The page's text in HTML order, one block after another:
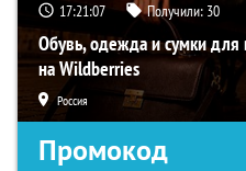
17:21:06 Получили: 30
Обувь, одежда и сумки для
на Wildberries
Россия
Промокод